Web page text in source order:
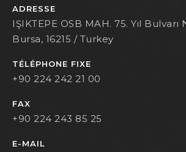
ADRESSE
IŞIKTEPE OSB MAH. 75. Yıl
Bursa, 16215 / Turkey
TÉLÉPHONE FIXE
+90 224 242 21 00
FAX
+90 224 243 85 25
E-MAIL